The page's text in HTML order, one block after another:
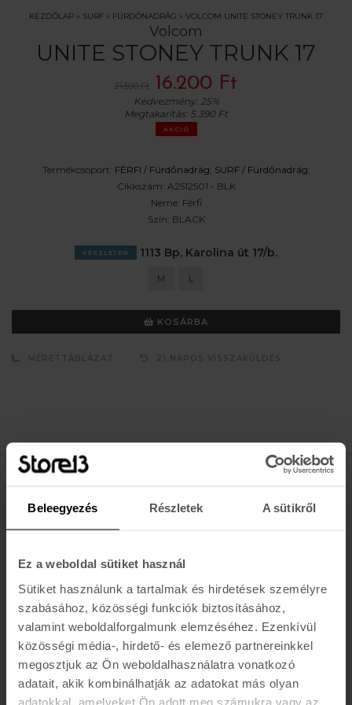
Beleegyezés Részletek A sütikről
Ez a weboldal sütiket használ
Sütiket használunk a tartalmak és hirdetések személyre
szabásához, közösségi funkciók biztosításához,
valamint weboldalforgalmunk elemzéséhez. Ezenkívül
közösségi média-, hirdető- és elemező partnereinkkel
megosztjuk az Ön weboldalhasználatra vonatkozó
adatait, akik kombinálhatják az adatokat más olyan
adatokkal, amelyeket Ön adott meg számukra vagy az
KEZDŐLAP » SURF » FÜRDŐNADRÁG » VOLCOM UNITE STONEY TRUNK 17
Volcom
UNITE STONEY TRUNK 17
21.590 Ft 16.200 Ft
Kedvezmény: 25%
Megtakarítás: 5.390 Ft
AKCIÓ
Termékcsoport: FÉRFI / Fürdőnadrág; SURF / Fürdőnadrág;
Cikkszám: A2512501 - BLK
Neme: Férfi
Szín: BLACK
KÉSZLETEN 1113 Bp, Karolina út 17/b.
M L
KOSÁRBA
K A R O L I N A 17 / B
Hétfő - Péntek: 11:00 - 19:00
Szombat: 10:00 - 19:00
Vasárnap: ZÁRVA
K I R Á L Y 52 (ÚJ)